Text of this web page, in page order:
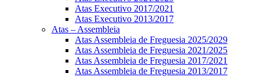
Atas Executivo 2017/2021
Atas Executivo 2013/2017
Atas – Assembleia
Atas Assembleia de Freguesia 2025/2029
Atas Assembleia de Freguesia 2021/2025
Atas Assembleia de Freguesia 2017/2021
Atas Assembleia de Freguesia 2013/2017